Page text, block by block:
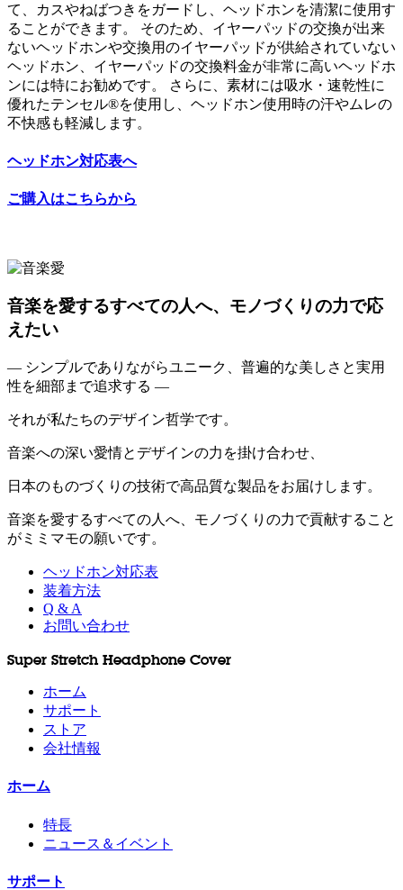
て、カスやねばつきをガードし、ヘッドホンを清潔に使用す
ることができます。 そのため、イヤーパッドの交換が出来
ないヘッドホンや交換用のイヤーパッドが供給されていない
ヘッドホン、イヤーパッドの交換料金が非常に高いヘッドホ
ンには特にお勧めです。 さらに、素材には吸水・速乾性に
優れたテンセル®を使用し、ヘッドホン使用時の汗やムレの
不快感も軽減します。
ヘッドホン対応表へ
ご購入はこちらから
音楽を愛するすべての人へ、モノづくりの力で応
えたい
— シンプルでありながらユニーク、普遍的な美しさと実用
性を細部まで追求する —
それが私たちのデザイン哲学です。
音楽への深い愛情とデザインの力を掛け合わせ、
日本のものづくりの技術で高品質な製品をお届けします。
音楽を愛するすべての人へ、モノづくりの力で貢献すること
がミミマモの願いです。
ヘッドホン対応表
装着方法
Q & A
お問い合わせ
Super Stretch Headphone Cover
ホーム
サポート
ストア
会社情報
ホーム
特長
ニュース＆イベント
サポート